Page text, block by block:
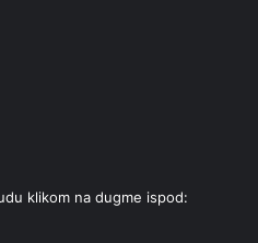
klikom na dugme ispod: